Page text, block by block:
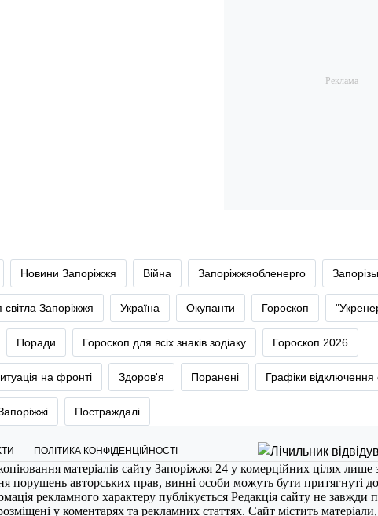
Новини Запоріжжя Війна Запоріжжяобленерго
світла Запоріжжя Україна Окупанти Гороскоп
Поради Гороскоп для всіх знаків зодіаку Гороскоп 2026
на фронті Здоров'я Поранені Графіки відключення
Постраждалі
ПОЛІТИКА КОНФІДЕНЦІЙНОСТІ
матеріалів сайту Запоріжжя 24 у комерційних цілях лише
порушень авторських прав, винні особи можуть бути притягнуті до
рекламного характеру публікується Редакція сайту не завжди
у коментарях та рекламних статтях. Сайт містить